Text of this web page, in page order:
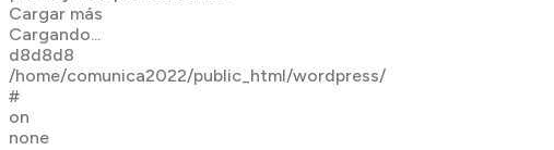
Cargar más
Cargando...
d8d8d8
/home/comunica2022/public_html/wordpress/
#
on
none